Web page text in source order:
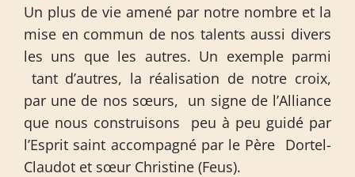
Un plus de vie amené par notre nombre et la
mise en commun de nos talents aussi divers
les uns que les autres. Un exemple parmi
tant d’autres, la réalisation de notre croix,
par une de nos sœurs, un signe de l’Alliance
que nous construisons peu à peu guidé par
l’Esprit saint accompagné par le Père Dortel-
Claudot et sœur Christine (Feus).